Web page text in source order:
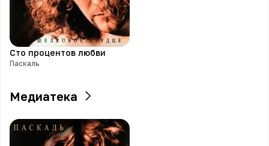
Сто процентов любви
Паскаль
Медиатека